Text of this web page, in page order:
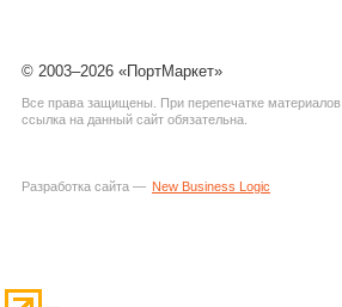
© 2003–2026 «ПортМаркет»
Все права защищены. При перепечатке материалов
ссылка на данный сайт обязательна.
Разработка сайта — New Business Logic